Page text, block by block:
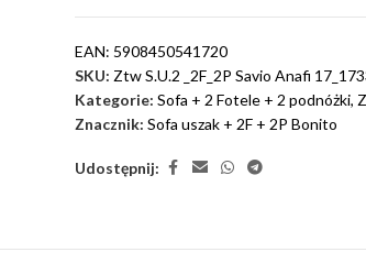
EAN: 5908450541720
SKU: Ztw S.U.2 _2F_2P Savio Anafi
Kategorie: Sofa + 2 Fotele + 2 podnóżki,
Znacznik: Sofa uszak + 2F + 2P Bonito
Udostępnij: